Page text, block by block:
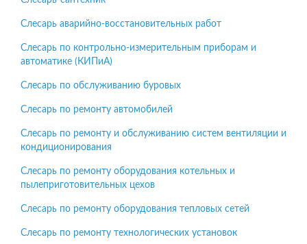
Слесарь аварийно-восстановительных работ
Слесарь по контрольно-измерительным приборам и
автоматике (КИПиА)
Слесарь по обслуживанию буровых
Слесарь по ремонту автомобилей
Слесарь по ремонту и обслуживанию систем вентиляции и
кондиционирования
Слесарь по ремонту оборудования котельных и
пылеприготовительных цехов
Слесарь по ремонту оборудования тепловых сетей
Слесарь по ремонту технологических установок